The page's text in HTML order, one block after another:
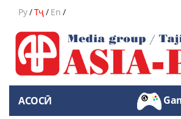
Ру/Тҷ/ En /
АСОСӢ